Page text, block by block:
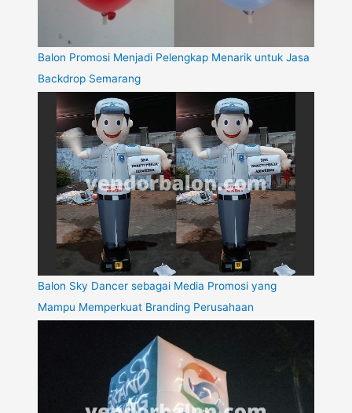
Balon Promosi Menjadi Pelengkap Menarik untuk Jasa
Backdrop Semarang
Balon Sky Dancer sebagai Media Promosi yang
Mampu Memperkuat Branding Perusahaan